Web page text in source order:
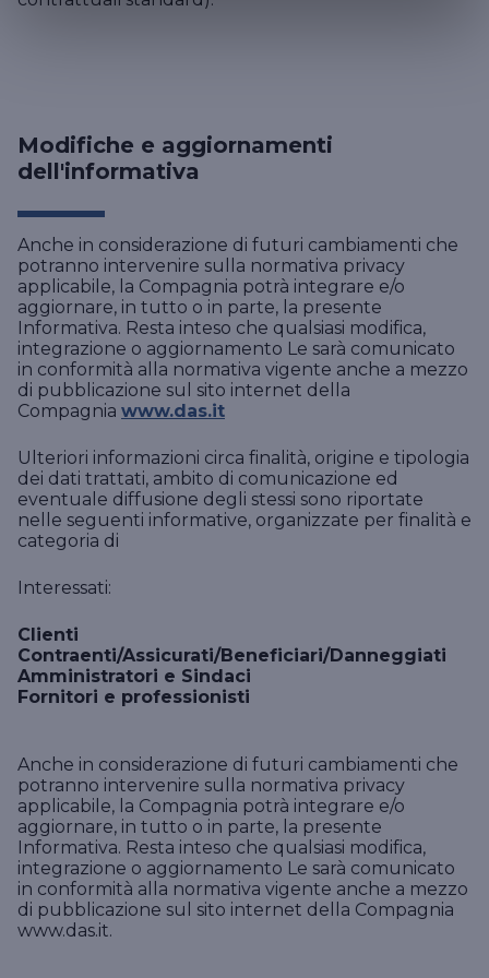
Modifiche e aggiornamenti
dell'informativa
Anche in considerazione di futuri cambiamenti che
potranno intervenire sulla normativa privacy
applicabile, la Compagnia potrà integrare e/o
aggiornare, in tutto o in parte, la presente
Informativa. Resta inteso che qualsiasi modifica,
integrazione o aggiornamento Le sarà comunicato
in conformità alla normativa vigente anche a mezzo
di pubblicazione sul sito internet della
Compagnia www.das.it
Ulteriori informazioni circa finalità, origine e tipologia
dei dati trattati, ambito di comunicazione ed
eventuale diffusione degli stessi sono riportate
nelle seguenti informative, organizzate per finalità e
categoria di
Interessati:
Clienti
Contraenti/Assicurati/Beneficiari/Danneggiati
Amministratori e Sindaci
Fornitori e professionisti
Anche in considerazione di futuri cambiamenti che
potranno intervenire sulla normativa privacy
applicabile, la Compagnia potrà integrare e/o
aggiornare, in tutto o in parte, la presente
Informativa. Resta inteso che qualsiasi modifica,
integrazione o aggiornamento Le sarà comunicato
in conformità alla normativa vigente anche a mezzo
di pubblicazione sul sito internet della Compagnia
www.das.it.